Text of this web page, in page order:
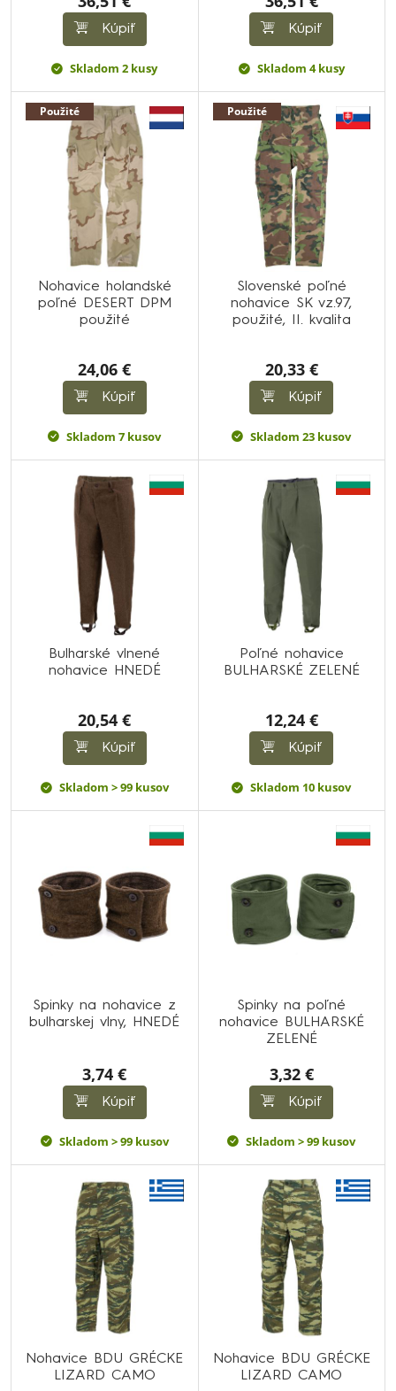
Kúpiť
Skladom 2 kusy
Kúpiť
Skladom 4 kusy
Použité
Nohavice holandské
poľné DESERT DPM
použité
24,06 €
Kúpiť
Skladom 7 kusov
Použité
Slovenské poľné
nohavice SK vz.97,
použité, II. kvalita
20,33 €
Kúpiť
Skladom 23 kusov
Bulharské vlnené
nohavice HNEDÉ
20,54 €
Kúpiť
Skladom > 99 kusov
Poľné nohavice
BULHARSKÉ ZELENÉ
12,24 €
Kúpiť
Skladom 10 kusov
Spinky na nohavice z
bulharskej vlny, HNEDÉ
3,74 €
Kúpiť
Skladom > 99 kusov
Spinky na poľné
nohavice BULHARSKÉ
ZELENÉ
3,32 €
Kúpiť
Skladom > 99 kusov
Nohavice BDU GRÉCKE
LIZARD CAMO
Nohavice BDU GRÉCKE
LIZARD CAMO